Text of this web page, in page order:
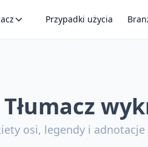
Przypadki użycia
Tłumacz
osi, legendy i